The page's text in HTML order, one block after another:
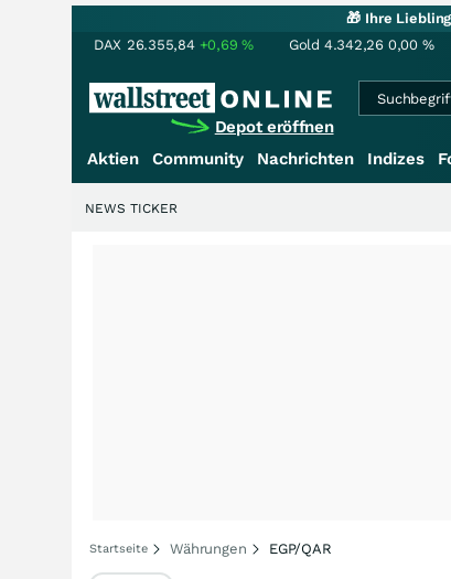
🎁 Ihre
DAX 26.355,84 +0,69% Gold 4.342,26 0,00 %
Depot eröffnen
Aktien Community Nachrichten Indizes
NEWS TICKER
Startseite Währungen EGP/QAR